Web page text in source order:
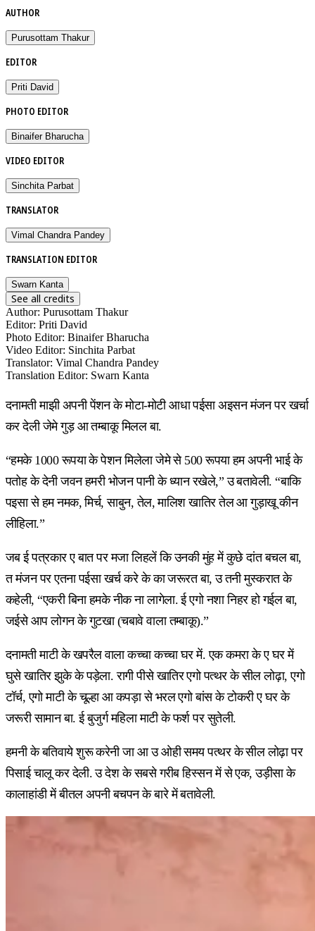
AUTHOR
Purusottam Thakur
EDITOR
Priti David
PHOTO EDITOR
Binaifer Bharucha
VIDEO EDITOR
Sinchita Parbat
TRANSLATOR
Vimal Chandra Pandey
TRANSLATION EDITOR
Swarn Kanta
See all credits
Author: Purusottam Thakur
Editor: Priti David
Photo Editor: Binaifer Bharucha
Video Editor: Sinchita Parbat
Translator: Vimal Chandra Pandey
Translation Editor: Swarn Kanta
दनामती माझी अपनी पेंशन के मोटा-मोटी आधा पईसा अइसन मंजन पर खर्चा
कर देली जेमे गुड़ आ तम्बाकू मिलल बा.
“हमके 1000 रूपया के पेशन मिलेला जेमे से 500 रूपया हम अपनी भाई के
पतोह के देनी जवन हमरी भोजन पानी के ध्यान रखेले,” उ बतावेली. “बाकि
पइसा से हम नमक, मिर्च, साबुन, तेल, मालिश खातिर तेल आ गुड़ाखू कीन
लीहिला.”
जब ई पत्रकार ए बात पर मजा लिहलें कि उनकी मुंह में कुछे दांत बचल बा,
त मंजन पर एतना पईसा खर्च करे के का जरूरत बा, उ तनी मुस्करात के
कहेली, “एकरी बिना हमके नीक ना लागेला. ई एगो नशा निहर हो गईल बा,
जईसे आप लोगन के गुटखा (चबावे वाला तम्बाकू).”
दनामती माटी के खपरैल वाला कच्चा कच्चा घर में. एक कमरा के ए घर में
घुसे खातिर झुके के पड़ेला. रागी पीसे खातिर एगो पत्थर के सील लोढ़ा, एगो
टॉर्च, एगो माटी के चूल्हा आ कपड़ा से भरल एगो बांस के टोकरी ए घर के
जरूरी सामान बा. ई बुजुर्ग महिला माटी के फर्श पर सुतेली.
हमनी के बतिवाये शुरू करेनी जा आ उ ओही समय पत्थर के सील लोढ़ा पर
पिसाई चालू कर देली. उ देश के सबसे गरीब हिस्सन में से एक, उड़ीसा के
कालाहांडी में बीतल अपनी बचपन के बारे में बतावेली.